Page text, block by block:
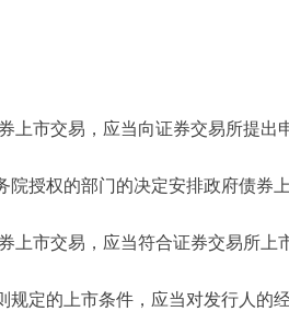
上市交易，应当向证券交易所提出
院授权的部门的决定安排政府债券
上市交易，应当符合证券交易所上
规定的上市条件，应当对发行人的